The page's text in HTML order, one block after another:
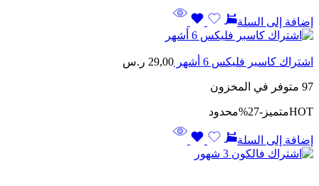
إضافة إلى السلة
اشتراك كاسبر فليكس 6 أشهر 29,00 ر.س
97 متوفر في المخزون
HOTمتميز -27% محدود
إضافة إلى السلة